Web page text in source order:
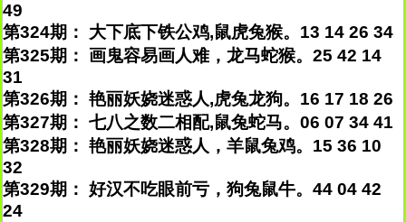
49
第324期： 大下底下铁公鸡,鼠虎兔猴。13 14 26 34
第325期： 画鬼容易画人难，龙马蛇猴。25 42 14
31
第326期： 艳丽妖娆迷惑人,虎兔龙狗。16 17 18 26
第327期： 七八之数二相配,鼠兔蛇马。06 07 34 41
第328期： 艳丽妖娆迷惑人，羊鼠兔鸡。15 36 10
32
第329期： 好汉不吃眼前亏，狗兔鼠牛。44 04 42
24